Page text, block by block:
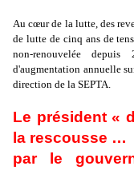
Au cœur de la lutte, des
de lutte de cinq ans de
non-renouvelée
d'augmentation annuelle
direction de la SEPTA.
Le président «
la rescousse …
par le